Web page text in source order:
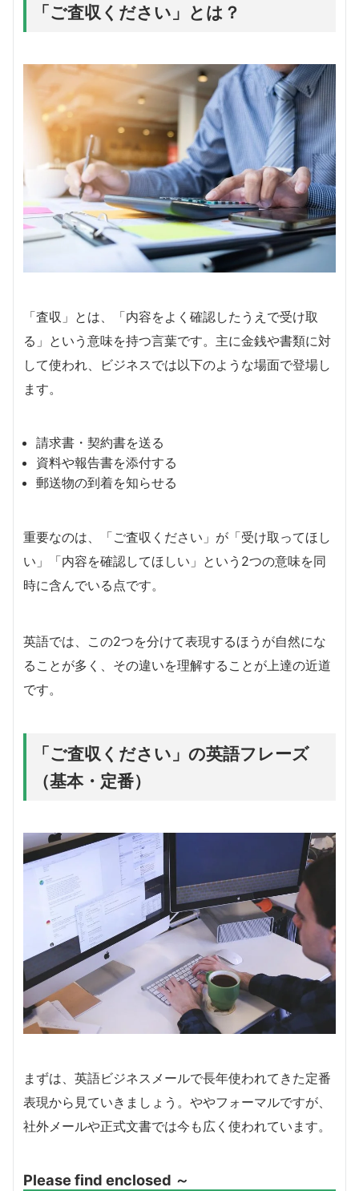
「ご査収ください」とは？
「査収」とは、「内容をよく確認したうえで受け取
る」という意味を持つ言葉です。主に金銭や書類に対
して使われ、ビジネスでは以下のような場面で登場し
ます。
請求書・契約書を送る
資料や報告書を添付する
郵送物の到着を知らせる
重要なのは、「ご査収ください」が「受け取ってほし
い」「内容を確認してほしい」という2つの意味を同
時に含んでいる点です。
英語では、この2つを分けて表現するほうが自然にな
ることが多く、その違いを理解することが上達の近道
です。
「ご査収ください」の英語フレーズ
（基本・定番）
まずは、英語ビジネスメールで長年使われてきた定番
表現から見ていきましょう。ややフォーマルですが、
社外メールや正式文書では今も広く使われています。
Please find enclosed ～